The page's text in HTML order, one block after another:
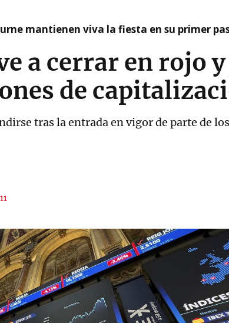
mantienen viva la fiesta en su primer
a cerrar en rojo
de
tras la entrada en vigor de parte de